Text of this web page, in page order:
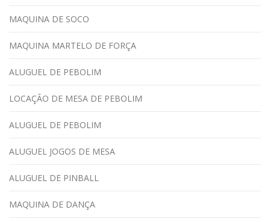
MAQUINA DE SOCO
MAQUINA MARTELO DE FORÇA
ALUGUEL DE PEBOLIM
LOCAÇÃO DE MESA DE PEBOLIM
ALUGUEL DE PEBOLIM
ALUGUEL JOGOS DE MESA
ALUGUEL DE PINBALL
MAQUINA DE DANÇA